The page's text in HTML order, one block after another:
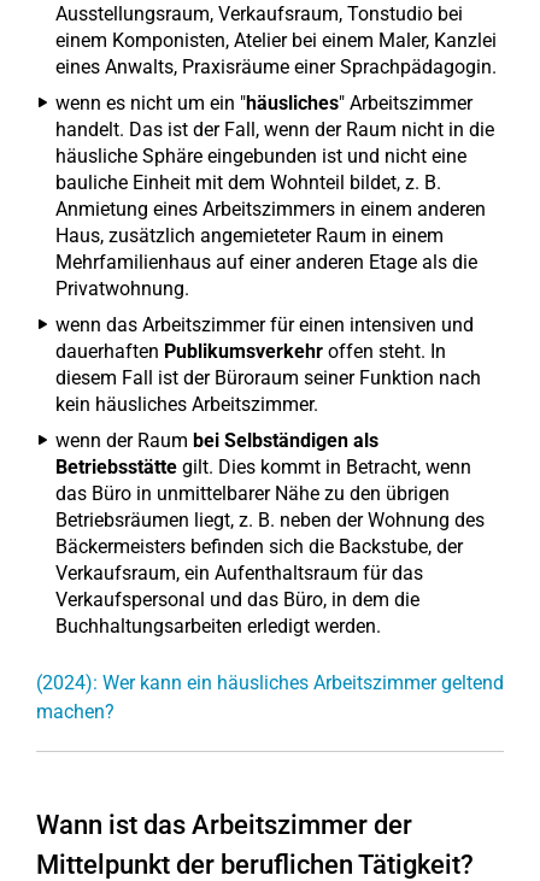
Ausstellungsraum, Verkaufsraum, Tonstudio bei
einem Komponisten, Atelier bei einem Maler, Kanzlei
eines Anwalts, Praxisräume einer Sprachpädagogin.
wenn es nicht um ein "häusliches" Arbeitszimmer
handelt. Das ist der Fall, wenn der Raum nicht in die
häusliche Sphäre eingebunden ist und nicht eine
bauliche Einheit mit dem Wohnteil bildet, z. B.
Anmietung eines Arbeitszimmers in einem anderen
Haus, zusätzlich angemieteter Raum in einem
Mehrfamilienhaus auf einer anderen Etage als die
Privatwohnung.
wenn das Arbeitszimmer für einen intensiven und
dauerhaften Publikumsverkehr offen steht. In
diesem Fall ist der Büroraum seiner Funktion nach
kein häusliches Arbeitszimmer.
wenn der Raum bei Selbständigen als
Betriebsstätte gilt. Dies kommt in Betracht, wenn
das Büro in unmittelbarer Nähe zu den übrigen
Betriebsräumen liegt, z. B. neben der Wohnung des
Bäckermeisters befinden sich die Backstube, der
Verkaufsraum, ein Aufenthaltsraum für das
Verkaufspersonal und das Büro, in dem die
Buchhaltungsarbeiten erledigt werden.
(2024): Wer kann ein häusliches Arbeitszimmer geltend
machen?
Wann ist das Arbeitszimmer der
Mittelpunkt der beruflichen Tätigkeit?